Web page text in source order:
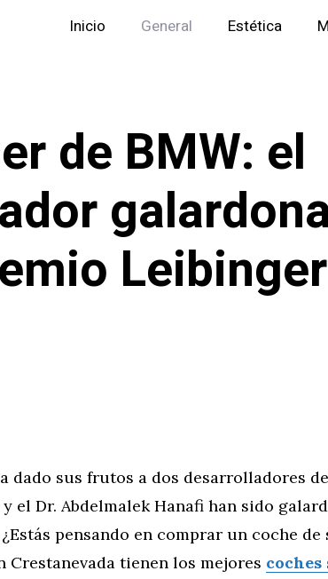
Inicio General Estética
de BMW: el
Leibinger
dado sus frutos a dos desarrolladores
el Dr. Abdelmalek Hanafi han sido
pensando en comprar un coche de
Crestanevada tienen los mejores coches